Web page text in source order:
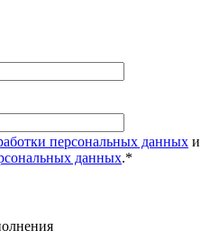
персональных данных и
данных.*